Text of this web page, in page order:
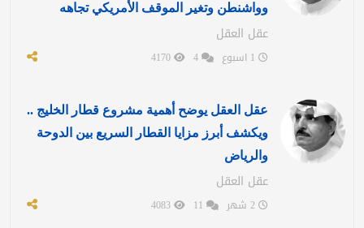
وواشنطن وتغير الموقف الأمريكي تجاهه
عقل العقل
عقل العقل يوضح أهمية مشروع قطار الخليج ..
ويكشف أبرز مزايا القطار السريع بين الدوحة
والرياض
عقل العقل